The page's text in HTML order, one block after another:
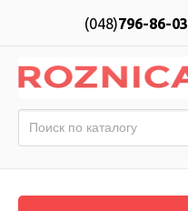
(048)796-86-03